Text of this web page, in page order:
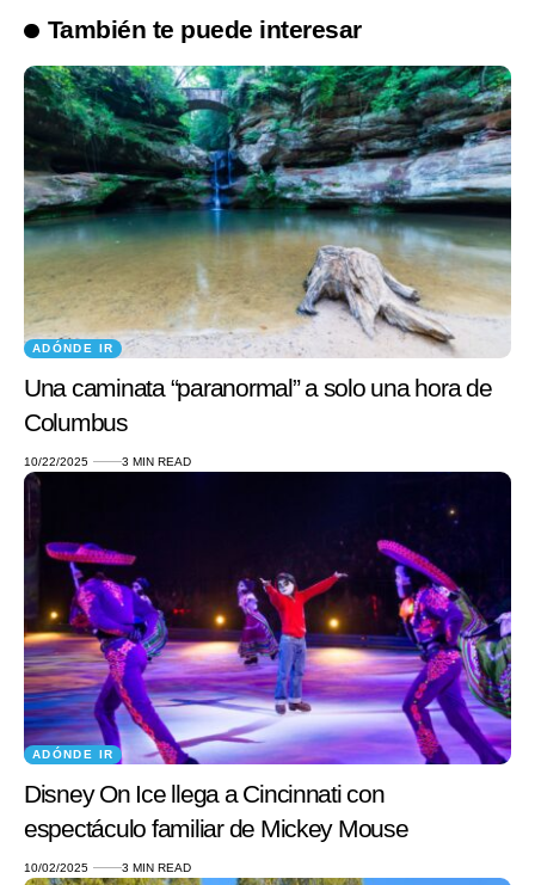
También te puede interesar
ADÓNDE IR
Una caminata “paranormal” a solo una hora de
Columbus
10/22/2025 3 MIN READ
ADÓNDE IR
Disney On Ice llega a Cincinnati con
espectáculo familiar de Mickey Mouse
10/02/2025 3 MIN READ